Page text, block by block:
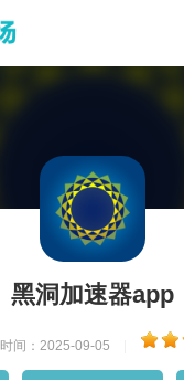
黑洞加速器app
时间：2025-09-05